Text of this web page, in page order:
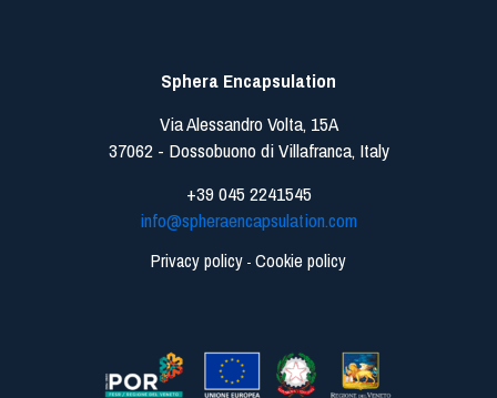
Sphera Encapsulation
Via Alessandro Volta, 15A
37062 - Dossobuono di Villafranca, Italy
+39 045 2241545
info@spheraencapsulation.com
Privacy policy - Cookie policy